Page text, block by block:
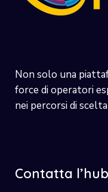
Non solo una
force di operatori
nei percorsi di
Contatta